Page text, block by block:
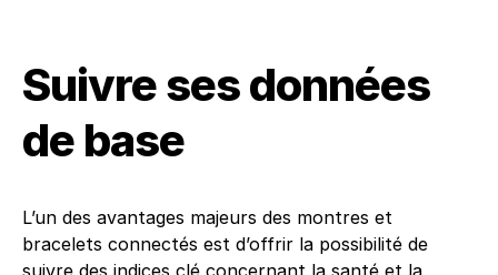
Suivre ses données
de base
L’un des avantages majeurs des montres et
bracelets connectés est d’offrir la possibilité de
suivre des indices clé concernant la santé et la